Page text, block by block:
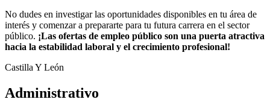
No dudes en investigar las oportunidades disponibles en tu área de
interés y comenzar a prepararte para tu futura carrera en el sector
público. ¡Las ofertas de empleo público son una puerta atractiva
hacia la estabilidad laboral y el crecimiento profesional!
Castilla Y León
Administrativo